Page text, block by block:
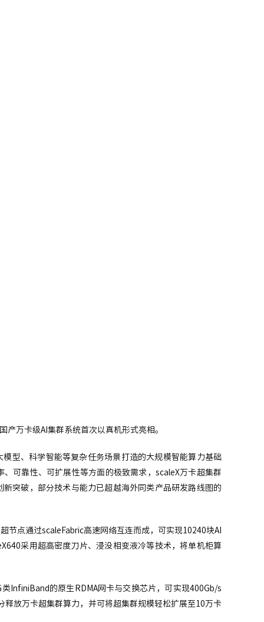
万卡级AI集群系统首次以真机形式亮相。
型、科学智能等复杂任务场景打造的大规模智能算力基础
可靠性、可扩展性等方面的极致需求，scaleX万卡超集群
突破，部分技术与能力已超越海外同类产品研发路线图的
节点通过scaleFabric高速网络互连而成，可实现10240块AI
采用超高密度刀片、浸没相变液冷等技术，将单机柜算
InfiniBand的原生RDMA网卡与交换芯片，可实现400Gb/s
放万卡超集群算力，并可将超集群规模轻松扩展至10万卡